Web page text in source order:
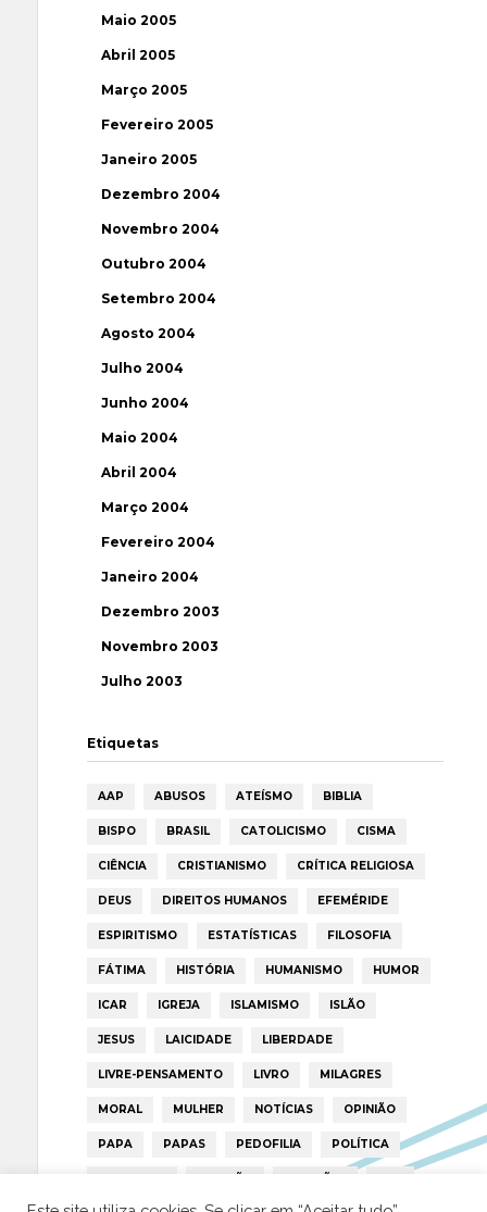
Maio 2005
Abril 2005
Março 2005
Fevereiro 2005
Janeiro 2005
Dezembro 2004
Novembro 2004
Outubro 2004
Setembro 2004
Agosto 2004
Julho 2004
Junho 2004
Maio 2004
Abril 2004
Março 2004
Fevereiro 2004
Janeiro 2004
Dezembro 2003
Novembro 2003
Julho 2003
Etiquetas
AAP ABUSOS ATEÍSMO BIBLIA
BISPO BRASIL CATOLICISMO CISMA
CIÊNCIA CRISTIANISMO CRÍTICA RELIGIOSA
DEUS DIREITOS HUMANOS EFEMÉRIDE
ESPIRITISMO ESTATÍSTICAS FILOSOFIA
FÁTIMA HISTÓRIA HUMANISMO HUMOR
ICAR IGREJA ISLAMISMO ISLÃO
JESUS LAICIDADE LIBERDADE
LIVRE-PENSAMENTO LIVRO MILAGRES
MORAL MULHER NOTÍCIAS OPINIÃO
PAPA PAPAS PEDOFILIA POLÍTICA
PORTUGAL RELIGIÃO RELIGIÕES RTP